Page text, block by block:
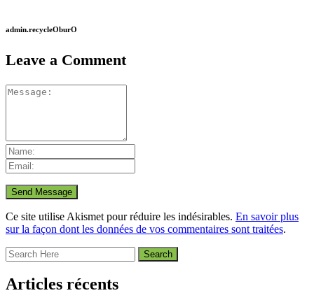
admin.recycleOburO
Leave a Comment
Ce site utilise Akismet pour réduire les indésirables. En savoir plus
sur la façon dont les données de vos commentaires sont traitées.
Articles récents